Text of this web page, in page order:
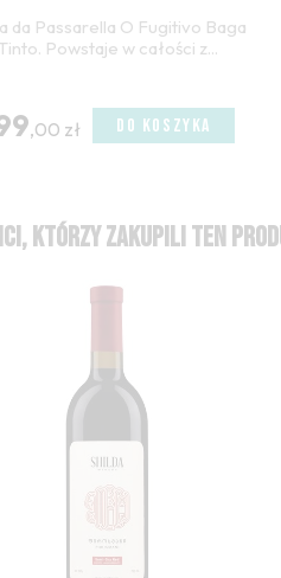
da Passarella O Fugitivo Baga
Powstaje w całości z...
,00 zł DO KOSZYKA
KTÓRZY ZAKUPILI TEN